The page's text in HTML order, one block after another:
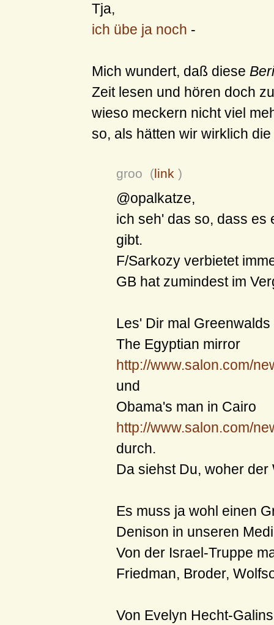
Tja,
ich übe ja noch -
Mich wundert, daß diese
Zeit lesen und hören doch
wieso meckern nicht viel
so, als hätten wir wirklich
groo (link )
@opalkatze,
ich seh' das so, dass es
gibt.
F/Sarkozy verbietet
GB hat zumindest im
Les' Dir mal Greenwalds
The Egyptian mirror
http://www.salon.com/
und
Obama's man in Cairo
http://www.salon.com/
durch.
Da siehst Du, woher
Es muss ja wohl einen
Denison in unseren
Von der Israel-Truppe
Friedman, Broder,
Von Evelyn Hecht-